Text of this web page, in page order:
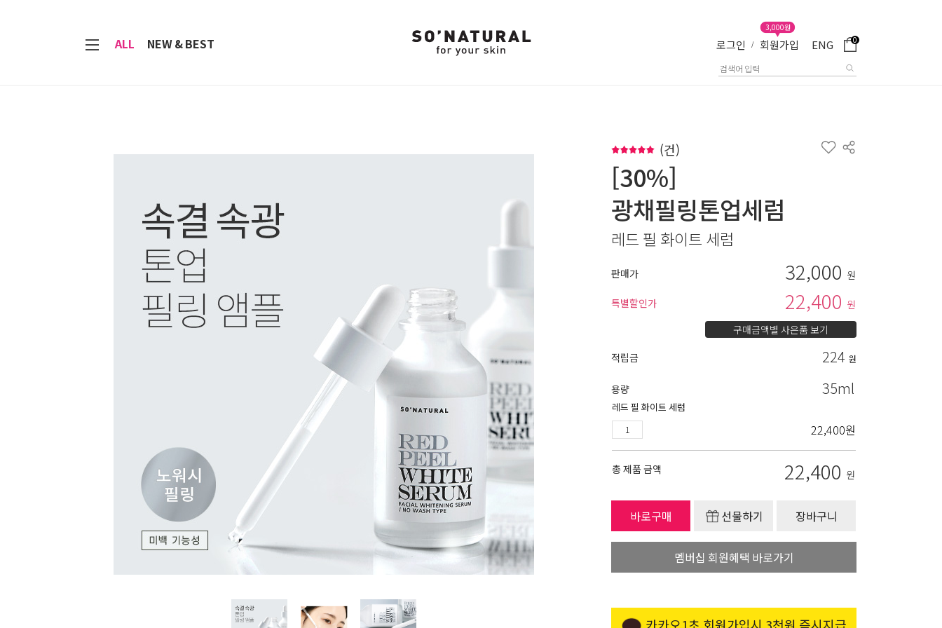
ALL NEW & BEST 로그인 / 회원가입
3,000원
ENG 0
(건)
[30%]
광채필링톤업세럼
레드 필 화이트 세럼
판매가 32,000 원
특별할인가
22,400 원
구매금액별 사은품 보기
적립금
224 원
용량 35ml
레드 필 화이트 세럼
22,400원
총 제품 금액 22,400 원
바로구매 선물하기 장바구니
멤버십 회원혜택 바로가기